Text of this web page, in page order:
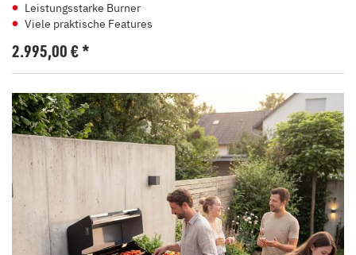
Leistungsstarke Burner
Viele praktische Features
2.995,00€*